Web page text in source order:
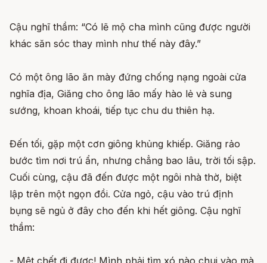
Cậu nghĩ thầm: “Có lẽ mộ cha mình cũng được người
khác săn sóc thay mình như thế này đây.”
Có một ông lão ăn mày đứng chống nạng ngoài cửa
nghĩa địa, Giăng cho ông lão mấy hào lẻ và sung
sướng, khoan khoái, tiếp tục chu du thiên hạ.
Đến tối, gặp một cơn giông khủng khiếp. Giăng rảo
bước tìm nơi trú ẩn, nhưng chẳng bao lâu, trời tối sập.
Cuối cùng, cậu đã đến được một ngôi nhà thờ, biệt
lập trên một ngọn đồi. Cửa ngỏ, cậu vào trú định
bụng sẽ ngủ ở đây cho đến khi hết giông. Cậu nghĩ
thầm:
- Mệt chết đi được! Mình phải tìm xó nào chui vào mà